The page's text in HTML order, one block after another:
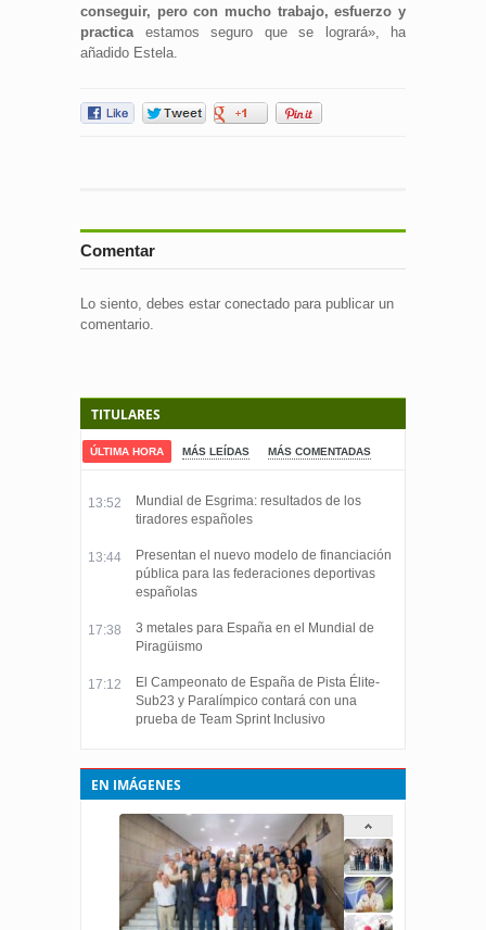
conseguir, pero con mucho trabajo, esfuerzo y
practica estamos seguro que se logrará», ha
añadido Estela.
Comentar
Lo siento, debes estar conectado para publicar un
comentario.
TITULARES
ÚLTIMA HORA MÁS LEÍDAS MÁS COMENTADAS
13:52
Mundial de Esgrima: resultados de los
tiradores españoles
13:44
Presentan el nuevo modelo de financiación
pública para las federaciones deportivas
españolas
17:38
3 metales para España en el Mundial de
Piragüismo
17:12
El Campeonato de España de Pista Élite-
Sub23 y Paralímpico contará con una
prueba de Team Sprint Inclusivo
EN IMÁGENES